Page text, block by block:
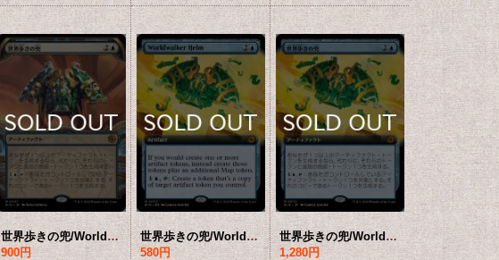
世界歩きの兜/Worldwalker Helm (ショーケース版) 【日本語版】 [BIG-青MR]
900円
世界歩きの兜/Worldwalker Helm (拡張アート版) 【英語版】 [BIG-青MR]
580円
世界歩きの兜/Worldwalker Helm (拡張アート版) 【日本語版】 [BIG-青MR]
1,280円